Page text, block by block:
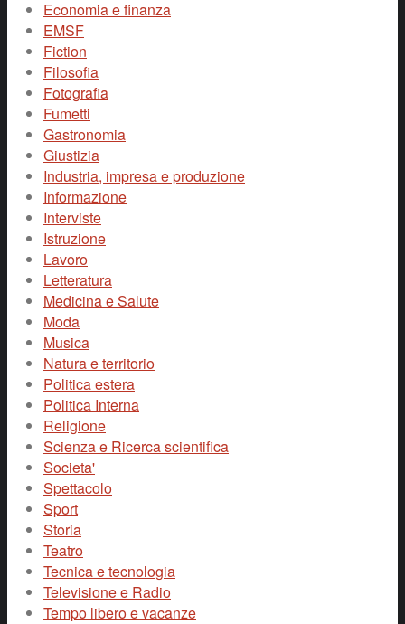
Economia e finanza
EMSF
Fiction
Filosofia
Fotografia
Fumetti
Gastronomia
Giustizia
Industria, impresa e produzione
Informazione
Interviste
Istruzione
Lavoro
Letteratura
Medicina e Salute
Moda
Musica
Natura e territorio
Politica estera
Politica Interna
Religione
Scienza e Ricerca scientifica
Societa'
Spettacolo
Sport
Storia
Teatro
Tecnica e tecnologia
Televisione e Radio
Tempo libero e vacanze